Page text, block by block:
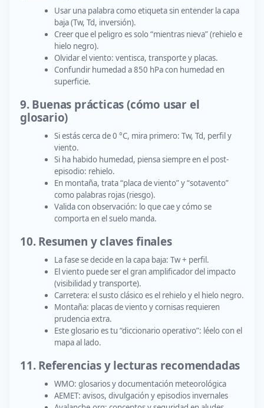
Usar una palabra como etiqueta sin entender la capa
baja (Tw, Td, inversión).
Creer que el peligro es solo “mientras nieva” (rehielo e
hielo negro).
Olvidar el viento: ventisca, transporte y placas.
Confundir humedad a 850 hPa con humedad en
superficie.
9. Buenas prácticas (cómo usar el
glosario)
Si estás cerca de 0 °C, mira primero: Tw, Td, perfil y
viento.
Si ha habido humedad, piensa siempre en el post-
episodio: rehielo.
En montaña, trata “placa de viento” y “sotavento”
como palabras rojas (riesgo).
Valida con observación: lo que cae y cómo se
comporta en el suelo manda.
10. Resumen y claves finales
La fase se decide en la capa baja: Tw + perfil.
El viento puede ser el gran amplificador del impacto
(visibilidad y transporte).
Carretera: el susto clásico es el rehielo y el hielo negro.
Montaña: placas de viento y cornisas requieren
prudencia extra.
Este glosario es tu “diccionario operativo”: léelo con el
mapa al lado.
11. Referencias y lecturas recomendadas
WMO: glosarios y documentación meteorológica
AEMET: avisos, divulgación y episodios invernales